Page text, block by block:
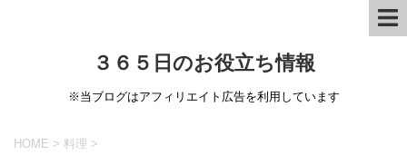
３６５日のお役立ち情報
※当ブログはアフィリエイト広告を利用しています
HOME > 料理 >